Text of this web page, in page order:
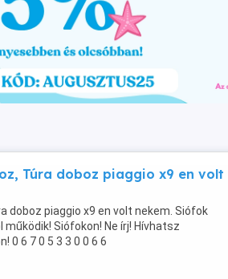
Túra doboz piaggio x9 en volt
doboz piaggio x9 en volt nekem. Siófok
Siófokon! Ne írj! Hívhatsz
0 6 7 0 5 3 3 0 0 6 6